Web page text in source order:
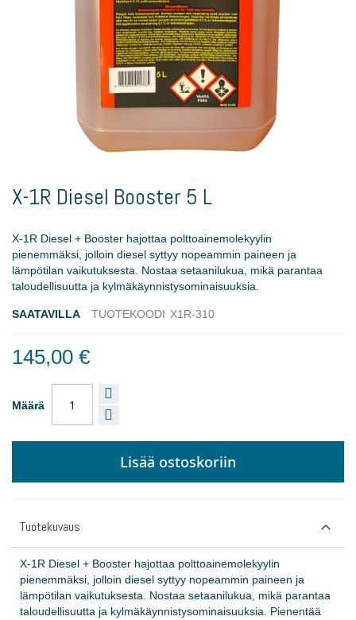
the
the
images
gallery
X-1R Diesel Booster 5 L
X-1R Diesel + Booster hajottaa polttoainemolekyylin
pienemmäksi, jolloin diesel syttyy nopeammin paineen ja
lämpötilan vaikutuksesta. Nostaa setaanilukua, mikä parantaa
taloudellisuutta ja kylmäkäynnistysominaisuuksia.
SAATAVILLA TUOTEKOODI X1R-310
145,00 €
Määrä
Lisää ostoskoriin
Tuotekuvaus
X-1R Diesel + Booster hajottaa polttoainemolekyylin
pienemmäksi, jolloin diesel syttyy nopeammin paineen ja
lämpötilan vaikutuksesta. Nostaa setaanilukua, mikä parantaa
taloudellisuutta ja kylmäkäynnistysominaisuuksia. Pienentää